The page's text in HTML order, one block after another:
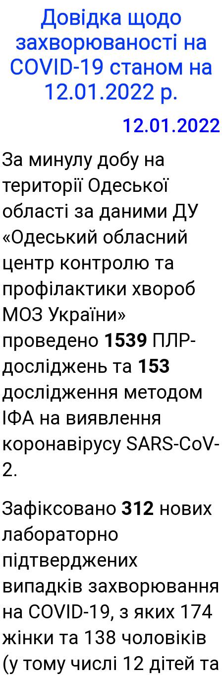
Довідка щодо
захворюваності на
COVID-19 станом на
12.01.2022 р.
12.01.2022
За минулу добу на
території Одеської
області за даними ДУ
«Одеський обласний
центр контролю та
профілактики хвороб
МОЗ України»
проведено 1539 ПЛР-
досліджень та 153
дослідження методом
ІФА на виявлення
коронавірусу SARS-CoV-
2.
Зафіксовано 312 нових
лабораторно
підтверджених
випадків захворювання
на COVID-19, з яких 174
жінки та 138 чоловіків
(у тому числі 12 дітей та